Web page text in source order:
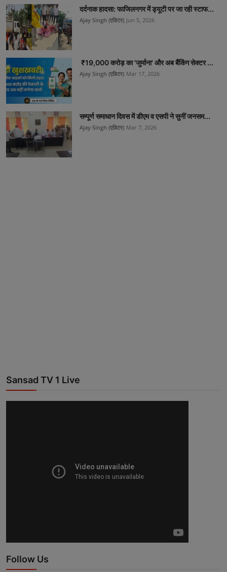
दर्दनाक हादसा: फाजिलनगर में ड्यूटी पर जा रही स्टाफ...
Ajay Singh (एडिटर) Jun 5, 2026
₹19,000 करोड़ का 'जुर्माना' और अब बैंकिंग सेक्टर ...
Ajay Singh (एडिटर) Mar 17, 2026
सम्पूर्ण समाधान दिवस में डीएम व एसपी ने सुनीं जनसम...
Ajay Singh (एडिटर) Mar 7, 2026
Sansad TV 1 Live
Follow Us